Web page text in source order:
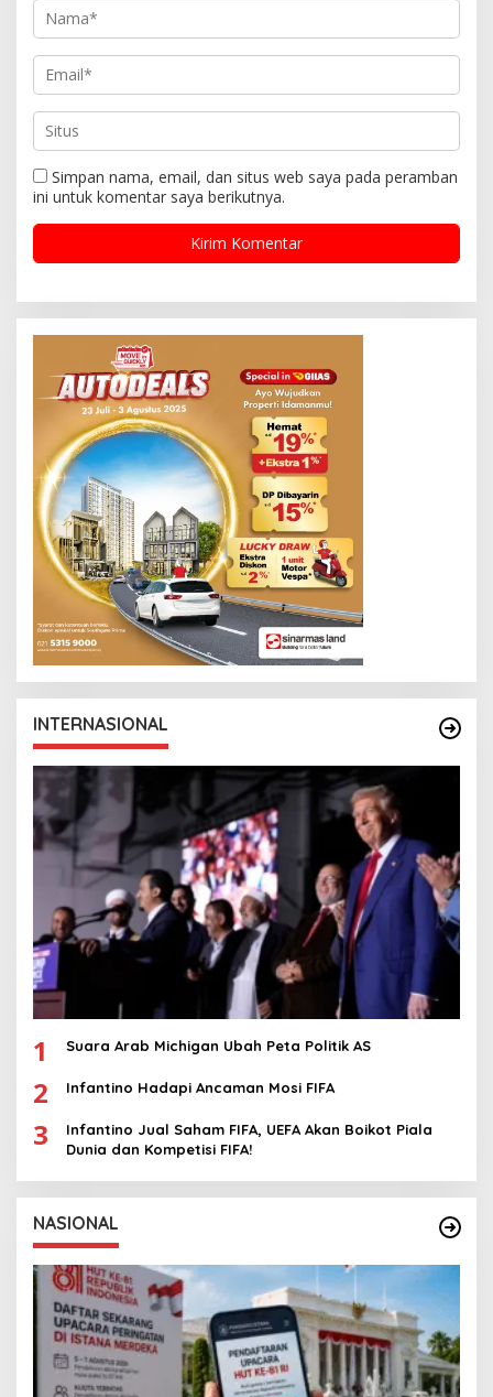
Simpan nama, email, dan situs web saya pada peramban
ini untuk komentar saya berikutnya.
INTERNASIONAL
1 Suara Arab Michigan Ubah Peta Politik AS
2 Infantino Hadapi Ancaman Mosi FIFA
3
Infantino Jual Saham FIFA, UEFA Akan Boikot Piala
Dunia dan Kompetisi FIFA!
NASIONAL